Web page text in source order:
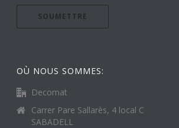
OÙ NOUS SOMMES:
Decomat
Carrer Pare Sallarès, 4 local C
SABADELL